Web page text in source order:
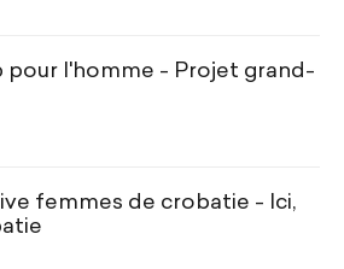
pour l'homme - Projet grand-
femmes de crobatie - Ici,